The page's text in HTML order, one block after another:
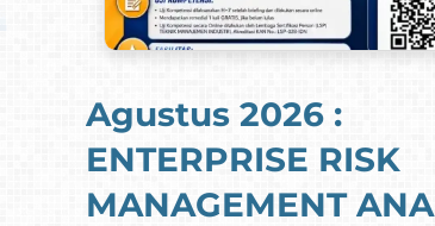
Agustus 2026 :
ENTERPRISE RISK
MANAGEMENT